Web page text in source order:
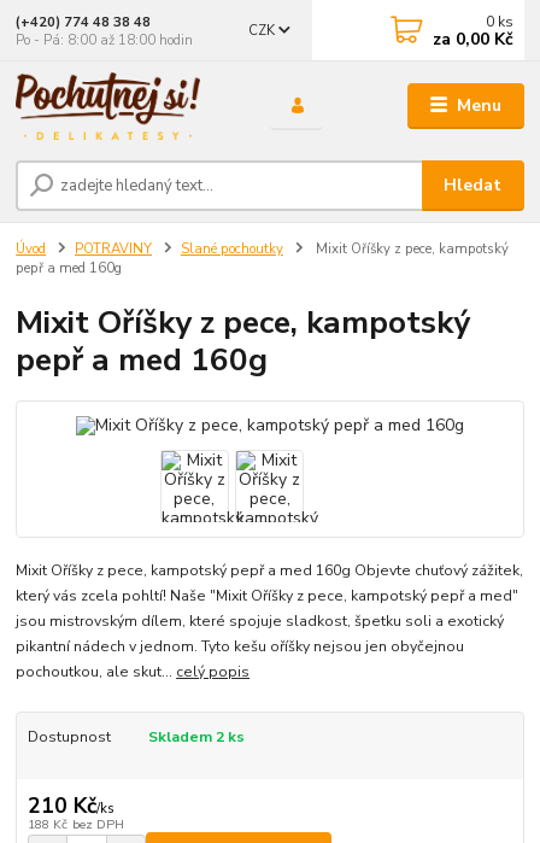
Menu
CZK
Hledat
(+420) 774 48 38 48
Po - Pá: 8:00 až 18:00 hodin
0 ks
za 0,00 Kč
Úvod POTRAVINY Slané pochoutky
Mixit Oříšky z pece, kampotský
pepř a med 160g
Mixit Oříšky z pece, kampotský
pepř a med 160g
Mixit Oříšky z pece, kampotský pepř a med 160g Objevte chuťový zážitek,
který vás zcela pohltí! Naše "Mixit Oříšky z pece, kampotský pepř a med"
jsou mistrovským dílem, které spojuje sladkost, špetku soli a exotický
pikantní nádech v jednom. Tyto kešu oříšky nejsou jen obyčejnou
pochoutkou, ale skut... celý popis
Dostupnost Skladem 2 ks
210 Kč/ks
188 Kč bez DPH